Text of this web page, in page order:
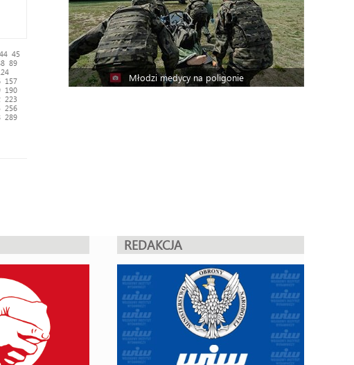
44 45
89
157
190
223
256
289
Młodzi medycy na poligonie
REDAKCJA